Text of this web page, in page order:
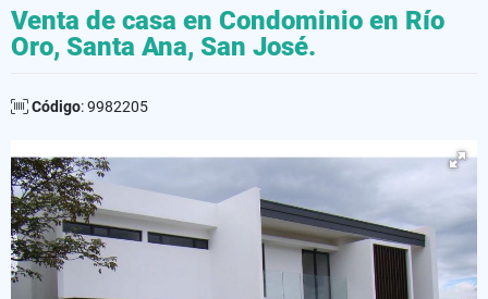
Venta de casa en Condominio en Río
Oro, Santa Ana, San José.
Código: 9982205